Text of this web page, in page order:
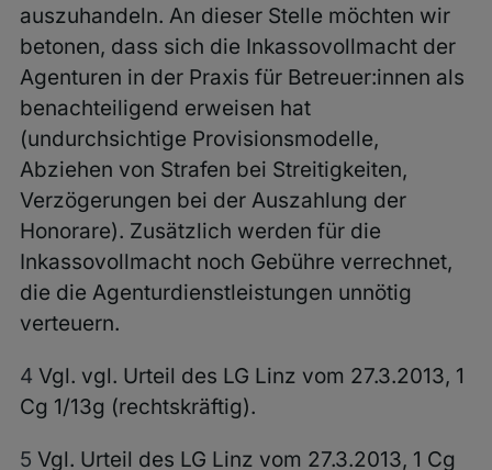
auszuhandeln. An dieser Stelle möchten wir
betonen, dass sich die Inkassovollmacht der
Agenturen in der Praxis für Betreuer:innen als
benachteiligend erweisen hat
(undurchsichtige Provisionsmodelle,
Abziehen von Strafen bei Streitigkeiten,
Verzögerungen bei der Auszahlung der
Honorare). Zusätzlich werden für die
Inkassovollmacht noch Gebühre verrechnet,
die die Agenturdienstleistungen unnötig
verteuern.
4 Vgl. vgl. Urteil des LG Linz vom 27.3.2013, 1
Cg 1/13g (rechtskräftig).
5 Vgl. Urteil des LG Linz vom 27.3.2013, 1 Cg